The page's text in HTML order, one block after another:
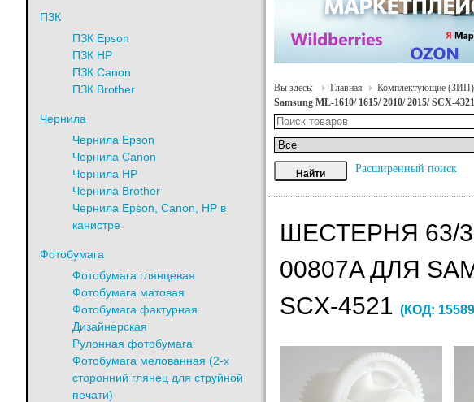
Вы здесь: Главная Комплектующие (ЗИП)
Samsung ML-1610/ 1615/ 2010/ 2015/ SCX-
Расширенный поиск
ШЕСТЕРНЯ 63/
00807A ДЛЯ
SCX-4521 (КОД: 15589
ПЗК
ПЗК Epson
ПЗК HP
ПЗК Canon
ПЗК Brother
Чернила
Чернила Epson
Чернила Canon
Чернила HP
Чернила Brother
Чернила Epson, Canon, HP в
канистре
Фотобумага
Фотобумага глянцевая
Фотобумага матовая
Фотобумага фактурная.
Дизайнерская
Рулонная фотобумага
Фотобумага мелованная (2-х
сторонний глянец для струйной
печати)